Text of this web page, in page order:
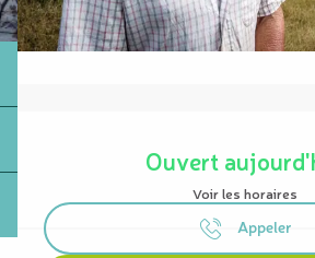
Ouvert
Voir les horaires
Appeler